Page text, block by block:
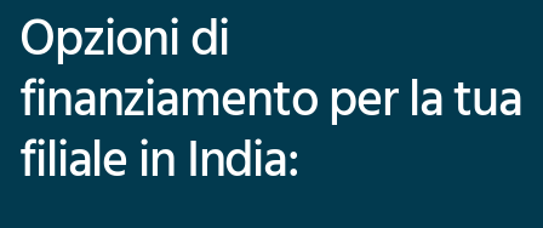
Opzioni di
finanziamento per la tua
filiale in India: